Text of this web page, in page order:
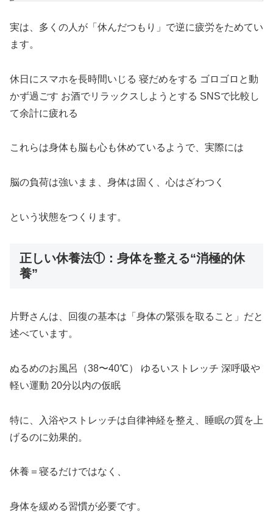
実は、多くの人が「休んだつもり」で逆に疲労をためてい
ます。
休日にスマホを長時間いじる 寝だめをする ゴロゴロと動
かず過ごす お酒でリラックスしようとする SNSで比較し
て余計に疲れる
これらは身体も脳も心も休めているようで、実際には
脳の負荷は強いまま、身体は固く、心はざわつく
という状態をつくります。
正しい休養法①：身体を整える“消極的休
養”
片野さんは、回復の基本は「身体の緊張を取ること」だと
述べています。
ぬるめのお風呂（38〜40℃） ゆるいストレッチ 深呼吸や
軽い運動 20分以内の仮眠
特に、入浴やストレッチは自律神経を整え、睡眠の質を上
げるのに効果的。
休養＝寝るだけではなく、
身体を緩める習慣が必要です。